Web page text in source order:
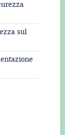
sul